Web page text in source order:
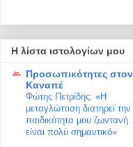
Η λίστα ιστολογίων μου
Προσωπικότητες στον
Καναπέ
Φώτης Πετρίδης: «Η
μεταγλώττιση διατηρεί την
παιδικότητα μου
είναι πολύ σημαντικό»